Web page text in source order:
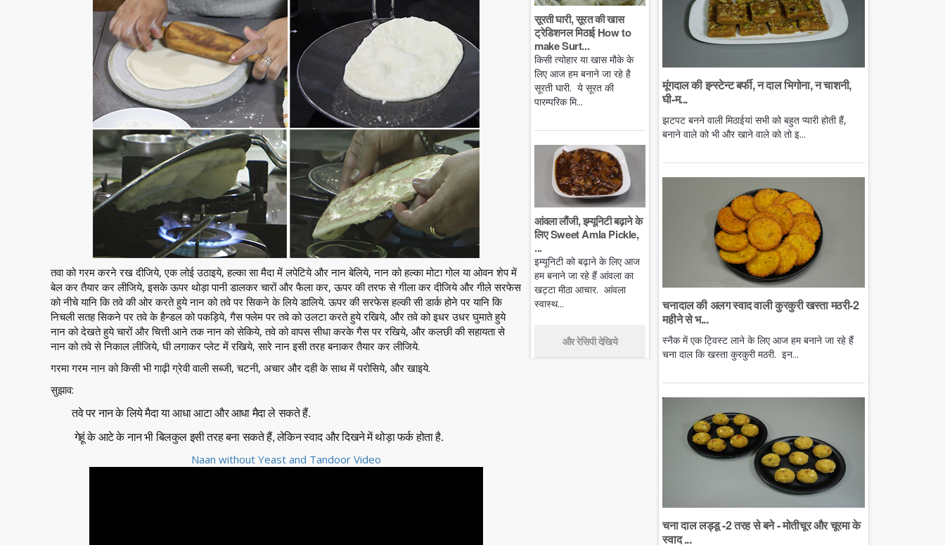
तवा को गरम करने रख दीजिये, एक लोई उठाइये, हल्का सा मैदा में लपेटिये और नान बेलिये, नान को हल्का मोटा गोल या ओवन शेप में
बेल कर तैयार कर लीजिये, इसके ऊपर थोड़ा पानी डालकर चारों और फैला कर, ऊपर की तरफ से गीला कर दीजिये और गीले सरफेस
को नीचे यानि कि तवे की ओर करते हुये नान को तवे पर सिकने के लिये डालिये. ऊपर की सरफेस हल्की सी डार्क होने पर यानि कि
निचली सतह सिकने पर तवे के हैन्डल को पकड़िये, गैस फ्लेम पर तवे को उलटा करते हुये रखिये, और तवे को इधर उधर घुमाते हुये
नान को देखते हुये चारों और चित्ती आने तक नान को सेकिये, तवे को वापस सीधा करके गैस पर रखिये, और कलछी की सहायता से
नान को तवे से निकाल लीजिये, घी लगाकर प्लेट में रखिये, सारे नान इसी तरह बनाकर तैयार कर लीजिये.
गरमा गरम नान को किसी भी गाढ़ी ग्रेवी वाली सब्जी, चटनी, अचार और दही के साथ में परोसिये, और खाइये.
सुझाव:
तवे पर नान के लिये मैदा या आधा आटा और आधा मैदा ले सकते हैं.
गेहूं के आटे के नान भी बिलकुल इसी तरह बना सकते हैं, लेकिन स्वाद और दिखने में थोड़ा फर्क होता है.
Naan without Yeast and Tandoor Video
सूरती घारी, सूरत की खास
ट्रेडिशनल मिठाई How to
make Surt...
किसी त्योहार या खास मौके के
लिए आज हम बनाने जा रहे है
सूरती घारी. ये सूरत की
पारम्परिक मि...
आंवला लौंजी, इम्यूनिटी बढ़ाने के
लिए Sweet Amla Pickle,
...
इम्यूनिटी को बढ़ाने के लिए आज
हम बनाने जा रहे हैं आंवला का
खट्टा मीठा आचार. आंवला
स्वास्थ...
और रेसिपी देखिये
मूंगदाल की इन्स्टेन्ट बर्फी, न दाल भिगोना, न चाशनी,
घी-म...
झटपट बनने वाली मिठाईयां सभी को बहुत प्यारी होती हैं,
बनाने वाले को भी और खाने वाले को तो इ...
चनादाल की अलग स्वाद वाली कुरकुरी खस्ता मठरी-2
महीने से भ...
स्नैक में एक ट्विस्ट लाने के लिए आज हम बनाने जा रहे हैं
चना दाल कि खस्ता कुरकुरी मठरी. इन...
चना दाल लड्डू -2 तरह से बने - मोतीचूर और चूरमा के
स्वाद ...